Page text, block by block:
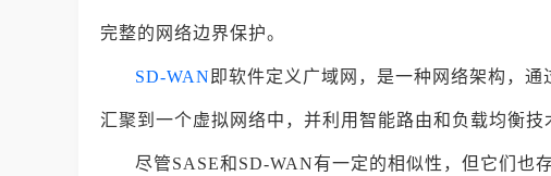
完整的网络边界保护。
SD-WAN 即软件定义广域网，是一种网络架构，
汇聚到一个虚拟网络中，并利用智能路由和负载均衡技
尽管SASE和SD-WAN有一定的相似性，但它们也